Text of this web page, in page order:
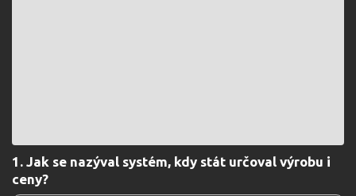
1. Jak se nazýval systém, kdy stát určoval výrobu i
ceny?